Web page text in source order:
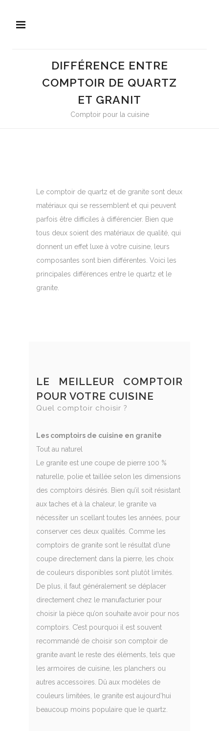
DIFFÉRENCE ENTRE
COMPTOIR DE QUARTZ
ET GRANIT
Comptoir pour la cuisine
Le comptoir de quartz et de granite sont deux
matériaux qui se ressemblent et qui peuvent
parfois être difficiles à différencier. Bien que
tous deux soient des matériaux de qualité, qui
donnent un effet luxe à votre cuisine, leurs
composantes sont bien différentes. Voici les
principales différences entre le quartz et le
granite.
LE MEILLEUR COMPTOIR
POUR VOTRE CUISINE
Quel comptoir choisir ?
Les comptoirs de cuisine en granite
Tout au naturel
Le granite est une coupe de pierre 100 %
naturelle, polie et taillée selon les dimensions
des comptoirs désirés. Bien qu’il soit résistant
aux taches et à la chaleur, le granite va
nécessiter un scellant toutes les années, pour
conserver ces deux qualités. Comme les
comptoirs de granite sont le résultat d’une
coupe directement dans la pierre, les choix
de couleurs disponibles sont plutôt limités.
De plus, il faut généralement se déplacer
directement chez le manufacturier pour
choisir la pièce qu’on souhaite avoir pour nos
comptoirs. C’est pourquoi il est souvent
recommandé de choisir son comptoir de
granite avant le reste des éléments, tels que
les armoires de cuisine, les planchers ou
autres accessoires. Dû aux modèles de
couleurs limitées, le granite est aujourd’hui
beaucoup moins populaire que le quartz.